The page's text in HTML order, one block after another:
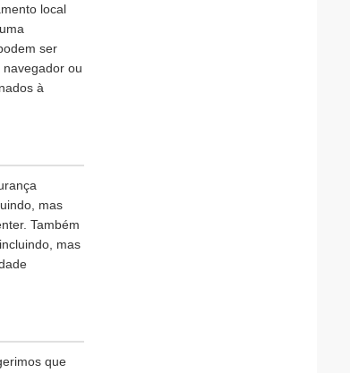
local
ser
ou
à
mas
Também
mas
que